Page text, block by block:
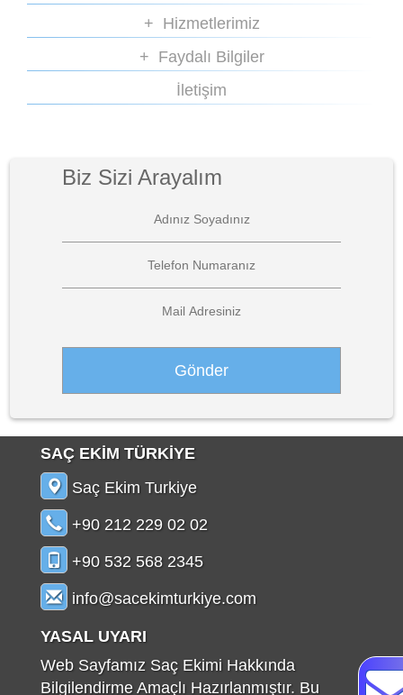
Hizmetlerimiz
Faydalı Bilgiler
İletişim
Biz Sizi Arayalım
SAÇ EKİM TÜRKİYE
Saç Ekim Turkiye
+90 212 229 02 02
+90 532 568 2345
info@sacekimturkiye.com
YASAL UYARI
Web Sayfamız Saç Ekimi Hakkında
Bilgilendirme Amaçlı Hazırlanmıştır. Bu